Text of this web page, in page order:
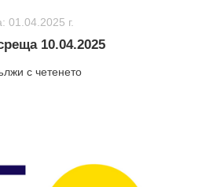
01.04.2025 г.
10.04.2025
с четенето